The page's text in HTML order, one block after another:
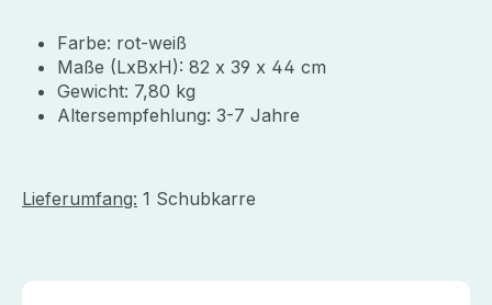
Farbe: rot-weiß
Maße (LxBxH): 82 x 39 x 44 cm
Gewicht: 7,80 kg
Altersempfehlung: 3-7 Jahre
Lieferumfang: 1 Schubkarre